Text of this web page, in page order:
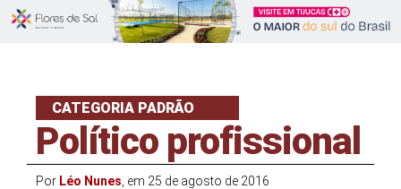
Blog
CATEGORIA PADRÃO
Político profissional
Por Léo Nunes , em 25 de agosto de 2016